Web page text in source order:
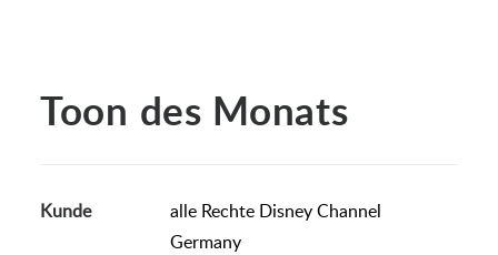
Toon des Monats
Kunde
alle Rechte Disney Channel
Germany